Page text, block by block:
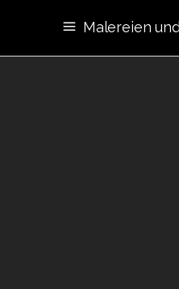
Malereien